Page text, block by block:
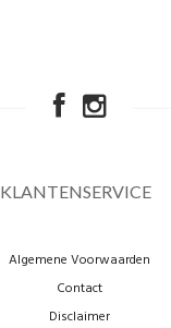
KLANTENSERVICE
Algemene Voorwaarden
Contact
Disclaimer